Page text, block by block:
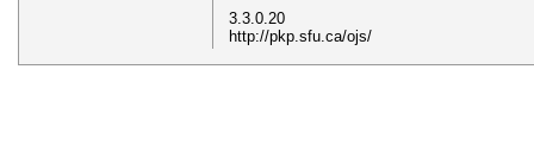
3.3.0.20
http://pkp.sfu.ca/ojs/